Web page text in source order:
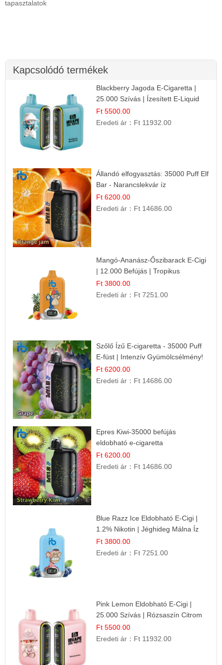
tapasztalatok
Kapcsolódó termékek
Blackberry Jagoda E-Cigaretta |
25.000 Szívás | Ízesített E-Liquid
Ft 5500.00
Eredeti ár： Ft 11932.00
Állandó elfogyasztás: 35000 Puff Elf
Bar - Narancslekvár íz
Ft 6200.00
Eredeti ár： Ft 14686.00
Mangó-Ananász-Őszibarack E-Cigi
| 12.000 Befújás | Tropikus
Gyümölcs Íz
Ft 3800.00
Eredeti ár： Ft 7251.00
Szőlő Ízű E-cigaretta - 35000 Puff
E-füst | Intenzív Gyümölcsélmény!
Ft 6200.00
Eredeti ár： Ft 14686.00
Epres Kiwi-35000 befújás
eldobható e-cigaretta
Ft 6200.00
Eredeti ár： Ft 14686.00
Blue Razz Ice Eldobható E-Cigi |
1.2% Nikotin | Jéghideg Málna Íz
Ft 3800.00
Eredeti ár： Ft 7251.00
Pink Lemon Eldobható E-Cigi |
25.000 Szívás | Rózsaszín Citrom
Íz
Ft 5500.00
Eredeti ár： Ft 11932.00